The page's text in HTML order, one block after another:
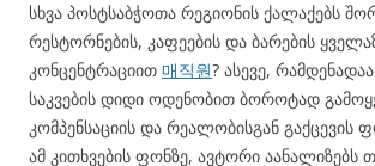
სხვა პოსტსაბჭოთა რეგიონის ქალაქებს
რესტორნების, კაფეების და ბარების
კონცენტრაციით 매직원? ასევე,
საკვების დიდი ოდენობით ბოროტად
კომპენსაციის და რეალობისგან გაქცევის
ამ კითხვების ფონზე, ავტორი აანალიზებს